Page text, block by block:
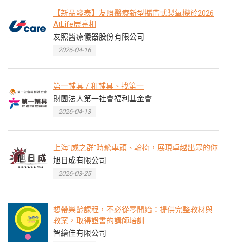
【新品發表】友照醫療新型攜帶式製氧機於2026
AtLife展亮相
友照醫療儀器股份有限公司
2026-04-16
第一輔具 / 租輔具、找第一
財團法人第一社會福利基金會
2026-04-13
上海"威之群"時髦車頭、輪椅，展現卓越出眾的你
旭日成有限公司
2026-03-25
想帶樂齡課程，不必從零開始：提供完整教材與
教案，取得證書的講師培訓
智繪佳有限公司